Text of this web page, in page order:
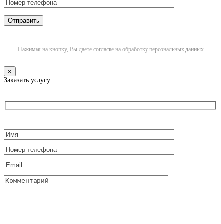
Нажимая на кнопку, Вы даете согласие на обработку персональных данных
×
Заказать услугу